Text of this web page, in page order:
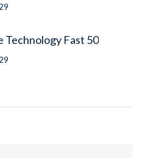
Technology Fast 50